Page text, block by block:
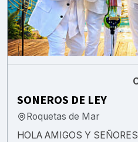
SONEROS DE LEY
Roquetas de Mar
HOLA AMIGOS Y